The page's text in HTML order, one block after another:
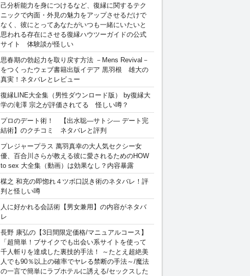
己分析能力を身につけるなど、復縁に関するテク
ニックで内面・外見の魅力をアップさせるだけで
なく、彼にとってあなたがいつも一緒にいたいと
思われる存在にさせる復縁ハウツーガイドの公式
サイト 体験談が怪しい
思春期の勃起力を取り戻す方法 －Mens Revival－
をつくったウェブ書籍出版イデア 黒羽根 雄大の
真実！ネタバレとレビュー
復縁LINE大全集（男性ダウンロード版） by復縁大
学の滝澤 宗之が評価されてる 怪しい噂？
プロのデート術！ 【出水聡―サトシ― デート完
結術】のクチコミ ネタバレと評判
プレジャープラス 萬羽真幸の大人気セクシー女
優、百合川さらが教える彼に愛されるためのHOW
to sex 大全集（動画）は効果なし？内容暴露
楳之 和充の即惚れ４ツボ口説き術のネタバレ！評
判と怪しい噂
人に好かれる会話術【男女兼用】の内容がネタバ
レ
長野 康弘の【3日間限定価格/マニュアルコース】
「超簡単！ブサイクでも出会い系サイトを使って
千人斬りを達成した裏技的手法！ ～たとえ超絶美
人でも90％以上の確率でヤレる禁断の手法～/魔法
の一言で簡単にラブホテルに誘える/セックスした